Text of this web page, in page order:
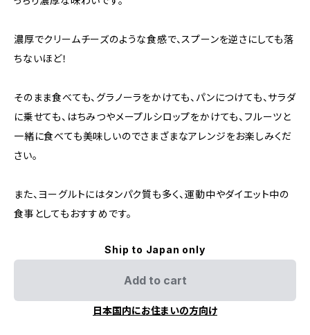
濃厚でクリームチーズのような食感で、スプーンを逆さにしても落
ちないほど！
そのまま食べても、グラノーラをかけても、パンにつけても、サラダ
に乗せても、はちみつやメープルシロップをかけても、フルーツと
一緒に食べても美味しいのでさまざまなアレンジをお楽しみくだ
さい。
また、ヨーグルトにはタンパク質も多く、運動中やダイエット中の
食事としてもおすすめです。
Ship to Japan only
Add to cart
日本国内にお住まいの方向け